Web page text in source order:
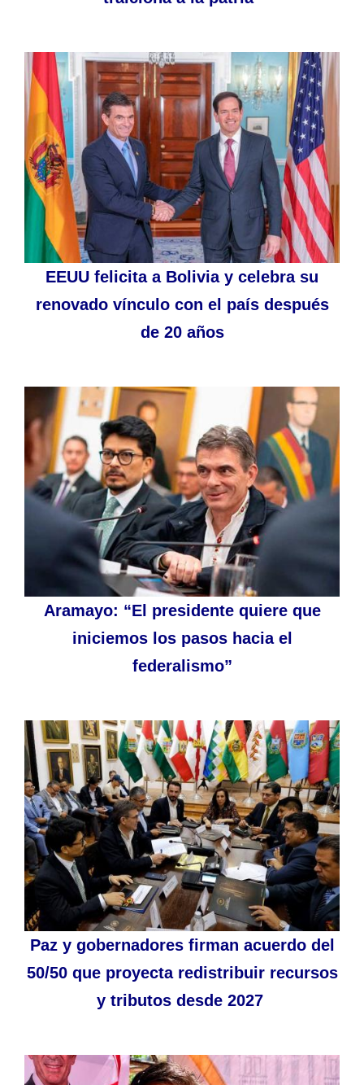
EEUU felicita a Bolivia y celebra su
renovado vínculo con el país después
de 20 años
Aramayo: “El presidente quiere que
iniciemos los pasos hacia el
federalismo”
Paz y gobernadores firman acuerdo del
50/50 que proyecta redistribuir recursos
y tributos desde 2027